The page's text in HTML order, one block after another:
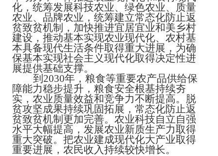
化，统筹发展科技农业、绿色农业、质量
农业、品牌农业，统筹建立常态化防止返
贫致贫机制，加快推进宜居宜业和美乡村
建设，推动基本实现农业现代化、农村基
本具备现代生活条件取得重大进展，为确
保基本实现社会主义现代化取得决定性进
展提供基础支撑。
到 2030年，粮食等重要农产品供给保
障能力稳步提升，粮食安全根基持续夯
实，农业质量效益和竞争力不断提高。脱
贫攻坚成果持续巩固拓展，常态化防止返
贫致贫机制更加完善。农业科技自立自强
水平大幅提高，发展农业新质生产力取得
重大突破。把农业建成现代化大产业取得
重要进展，农民收入持续较快增长。